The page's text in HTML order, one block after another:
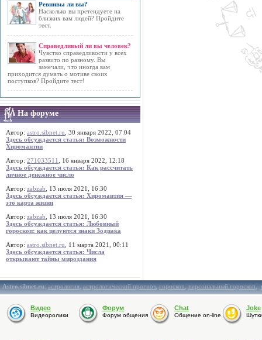
Ревнивы ли вы?
Насколько вы претендуете на
близких вам людей? Пройдите
тест.
Справедливый ли вы человек?
Чувство справедливости у всех
развито по разному. Вы
замечали, что иногда вам
приходится думать о мотиве своих
поступков? Пройдите тест!
На форуме
Автор: astro.sibnet.ru , 30 января 2022, 07:04
Здесь обсуждается статья: Возможности
Хиромантии
Автор: 271033511
, 16 января 2022, 12:18
Здесь обсуждается статья: Как рассчитать
личное денежное число
Автор: zabzab , 13 июля 2021, 16:30
Здесь обсуждается статья: Хиромантия —
это карта жизни
Автор: zabzab , 13 июля 2021, 16:30
Здесь обсуждается статья: Любовный
гороскоп: как целуются знаки Зодиака
Автор: astro.sibnet.ru , 11 марта 2021, 00:11
Здесь обсуждается статья: Числа
открывают тайны мироздания
Astro.sibnet.ru:астрология,астрологический прогноз,гороскоп,персональный гороскоп,
Видео
Видеоролики
Форум
Форум общения
Chat
Общение on-line
Joke